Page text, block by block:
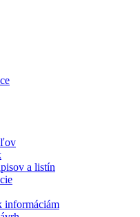
a listín
informáciám